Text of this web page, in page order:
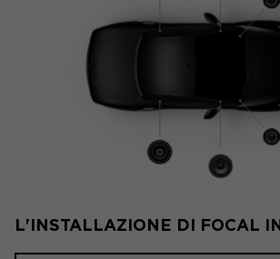
L'INSTALLAZIONE DI FOCAL